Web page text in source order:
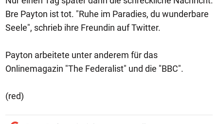
Bre Payton ist tot. "Ruhe im Paradies, du wunderbare
Seele", schrieb ihre Freundin auf Twitter.
Payton arbeitete unter anderem für das
Onlinemagazin "The Federalist" und die "BBC".
(red)